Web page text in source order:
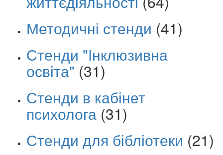
Методичні стенди (41)
Стенди "Інклюзивна
освіта" (31)
Стенди в кабінет
психолога (31)
Стенди для бібліотеки (21)